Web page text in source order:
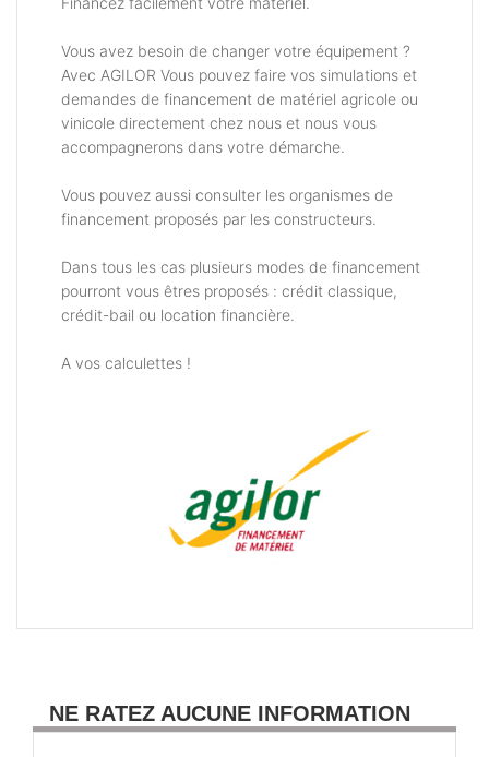
Vous avez besoin de changer votre équipement ?
Avec AGILOR Vous pouvez faire vos simulations et
demandes de financement de matériel agricole ou
vinicole directement chez nous et nous vous
accompagnerons dans votre démarche.
Vous pouvez aussi consulter les organismes de
financement proposés par les constructeurs.
Dans tous les cas plusieurs modes de financement
pourront vous êtres proposés : crédit classique,
crédit-bail ou location financière.
A vos calculettes !
NE RATEZ AUCUNE INFORMATION